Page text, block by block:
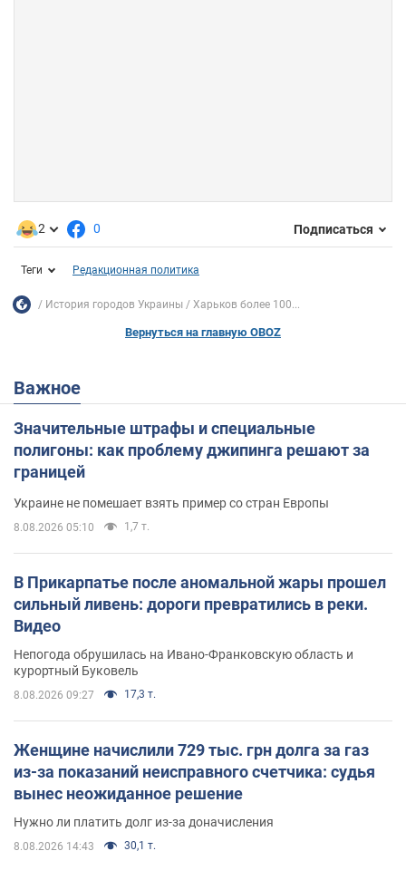
2 0 Подписаться
Теги Редакционная политика
История городов Украины Харьков более 100...
Вернуться на главную OBOZ
Важное
Значительные штрафы и специальные
полигоны: как проблему джипинга решают за
границей
Украине не помешает взять пример со стран Европы
8.08.2026 05:10 1,7 т.
В Прикарпатье после аномальной жары прошел
сильный ливень: дороги превратились в реки.
Видео
Непогода обрушилась на Ивано-Франковскую область и
курортный Буковель
8.08.2026 09:27 17,3 т.
Женщине начислили 729 тыс. грн долга за газ
из-за показаний неисправного счетчика: судья
вынес неожиданное решение
Нужно ли платить долг из-за доначисления
8.08.2026 14:43 30,1 т.